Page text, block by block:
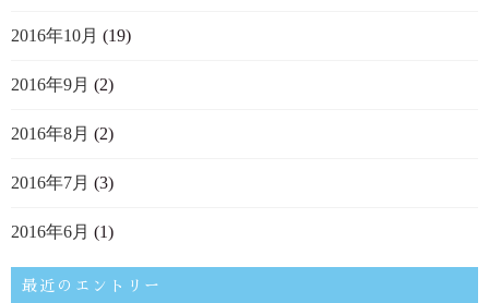
2016年10月 (19)
2016年9月 (2)
2016年8月 (2)
2016年7月 (3)
2016年6月 (1)
最近のエントリー